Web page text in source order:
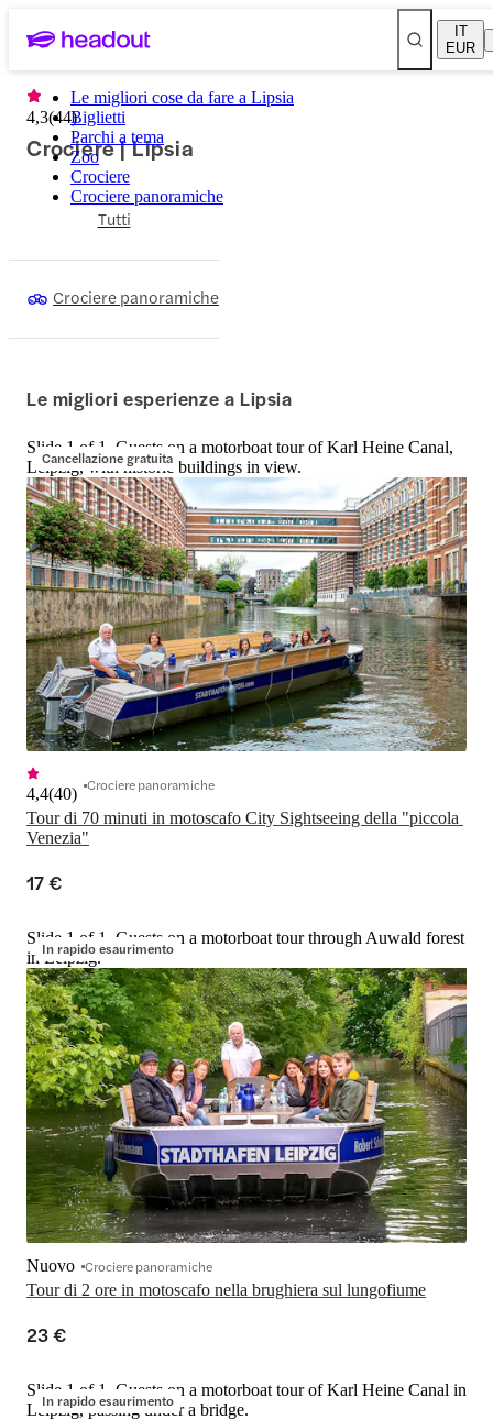
IT
EUR
Le migliori cose da fare a Lipsia
Biglietti
Parchi a tema
Zoo
Crociere
Crociere panoramiche
4,3(44)
Crociere | Lipsia
Tutti
Crociere panoramiche
Le migliori esperienze a Lipsia
Cancellazione gratuita
Slide 1 of 1, Guests on a motorboat tour of Karl Heine Canal,
Leipzig, with historic buildings in view.
Tour di 70 minuti in motoscafo City Sightseeing della "piccola
Venezia"
4,4(40) Crociere panoramiche
17 €
In rapido esaurimento
Slide 1 of 1, Guests on a motorboat tour through Auwald forest
in Leipzig.
Tour di 2 ore in motoscafo nella brughiera sul lungofiume
Nuovo Crociere panoramiche
23 €
In rapido esaurimento
Slide 1 of 1, Guests on a motorboat tour of Karl Heine Canal in
Leipzig, passing under a bridge.